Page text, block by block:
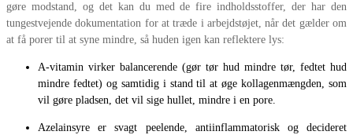
gøre modstand, og det kan du med de fire indholdsstoffer, der har den
tungestvejende dokumentation for at træde i arbejdstøjet, når det gælder om
at få porer til at syne mindre, så huden igen kan reflektere lys:
A-vitamin virker balancerende (gør tør hud mindre tør, fedtet hud
mindre fedtet) og samtidig i stand til at øge kollagenmængden, som
vil gøre pladsen, det vil sige hullet, mindre i en pore.
Azelainsyre er svagt peelende, antiinflammatorisk og decideret